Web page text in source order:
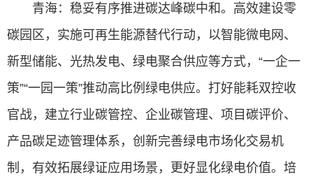
青海：稳妥有序推进碳达峰碳中和。高效建设零
碳园区，实施可再生能源替代行动，以智能微电网、
新型储能、光热发电、绿电聚合供应等方式，“一企一
策”“一园一策”推动高比例绿电供应。打好能耗双控收
官战，建立行业碳管控、企业碳管理、项目碳评价、
产品碳足迹管理体系，创新完善绿电市场化交易机
制，有效拓展绿证应用场景，更好显化绿电价值。培